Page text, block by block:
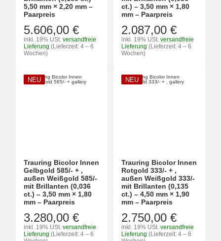
5,50 mm × 2,20 mm –
Paarpreis
5.606,00 €
inkl. 19% USt. versandfreie
Lieferung (Lieferzeit: 4 – 6
Wochen)
ct.) – 3,50 mm × 1,80
mm – Paarpreis
2.087,00 €
inkl. 19% USt. versandfreie
Lieferung (Lieferzeit: 4 – 6
Wochen)
NEU
Trauring Bicolor Innen
Gelbgold 585/- + ,
außen Weißgold 585/-
mit Brillanten (0,036
ct.) – 3,50 mm × 1,80
mm – Paarpreis
3.280,00 €
inkl. 19% USt. versandfreie
Lieferung (Lieferzeit: 4 – 6
NEU
Trauring Bicolor Innen
Rotgold 333/- + ,
außen Weißgold 333/-
mit Brillanten (0,135
ct.) – 4,50 mm × 1,90
mm – Paarpreis
2.750,00 €
inkl. 19% USt. versandfreie
Lieferung (Lieferzeit: 4 – 6